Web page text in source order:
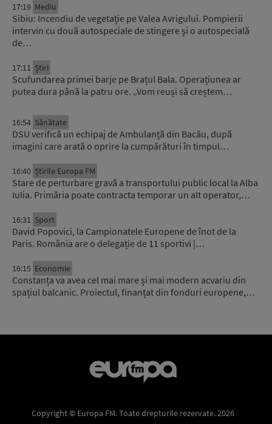
17:19 Mediu
Sibiu: Incendiu de vegetație pe Valea Avrigului. Pompierii
intervin cu două autospeciale de stingere și o autospecială
de…
17:11 Știri
Scufundarea primei barje pe Brațul Bala. Operațiunea ar
putea dura până la patru ore. „Vom reuși să creștem…
16:54 Sănătate
DSU verifică un echipaj de Ambulanță din Bacău, după
imagini care arată o oprire la cumpărături în timpul…
16:40 Știrile Europa FM
Stare de perturbare gravă a transportului public local la Alba
Iulia. Primăria poate contracta temporar un alt operator,…
16:31 Sport
David Popovici, la Campionatele Europene de înot de la
Paris. România are o delegație de 11 sportivi |…
16:15 Economie
Constanța va avea cel mai mare și mai modern acvariu din
spațiul balcanic. Proiectul, finanțat din fonduri europene,…
Copyright © Europa FM. Toate drepturile rezervate. 2026